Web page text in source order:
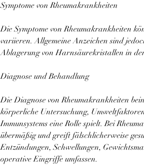
Symptome von Rheumakrankheiten
Die Symptome von Rheumakrankheiten
variieren. Allgemeine Anzeichen sind
Ablagerung von Harnsäurekristallen in
Diagnose und Behandlung
Die Diagnose von Rheumakrankheiten
körperliche Untersuchung,
Immunsystems eine Rolle spielt. Bei
übermäßig und greift fälschlicherweise
Entzündungen, Schwellungen,
operative Eingriffe umfassen.